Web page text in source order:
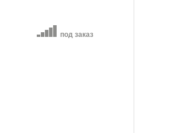
под заказ